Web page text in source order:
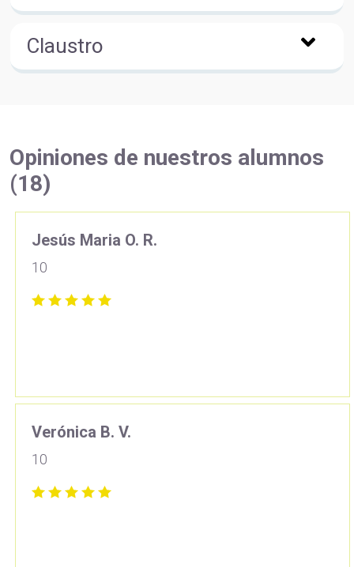
Claustro
Opiniones de nuestros alumnos
(18)
Jesús Maria O. R.
10
Verónica B. V.
10